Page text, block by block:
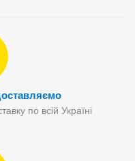
по всій Україні